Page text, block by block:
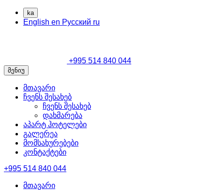
ka
English en Русский ru
+995 514 840 044
მენიუ
მთავარი
ჩვენს შესახებ
ჩვენს შესახებ
დახმარება
აპარტ ჰოტელები
გალერეა
მომსახურებები
კონტაქტები
+995 514 840 044
მთავარი